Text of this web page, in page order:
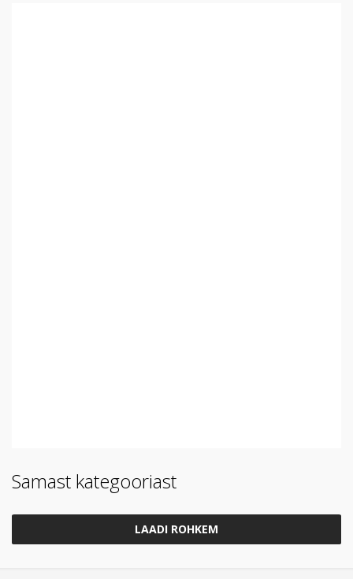
Samast kategooriast
LAADI ROHKEM